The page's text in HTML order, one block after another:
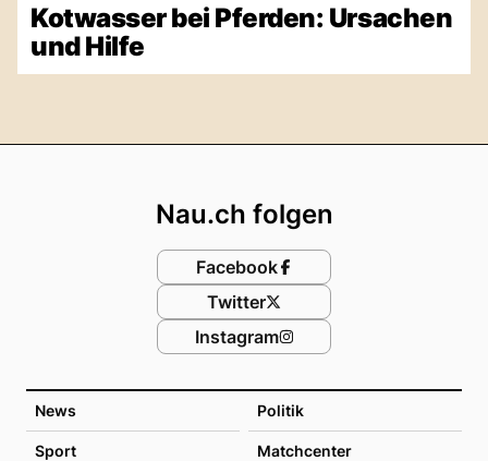
Kotwasser bei Pferden: Ursachen
und Hilfe
News Politik
Sport Matchcenter
Nau.ch folgen
Facebook
Twitter
Instagram